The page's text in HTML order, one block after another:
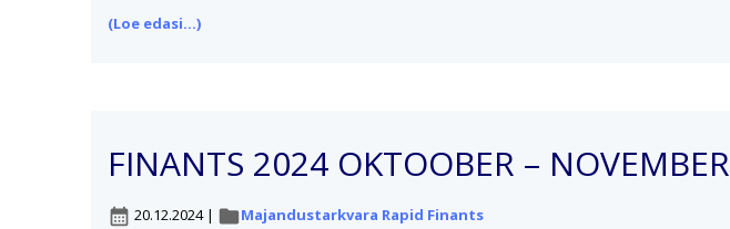
(Loe edasi...)
FINANTS 2024 OKTOOBER – NOVEMBER
calendar_month 20.12.2024| folderMajandustarkvara Rapid Finants